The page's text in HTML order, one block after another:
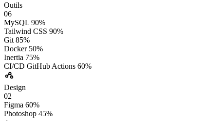
Outils
06
MySQL 90%
Tailwind CSS 90%
Git 85%
Docker 50%
Inertia 75%
CI/CD GitHub Actions 60%
Design
02
Figma 60%
Photoshop 45%